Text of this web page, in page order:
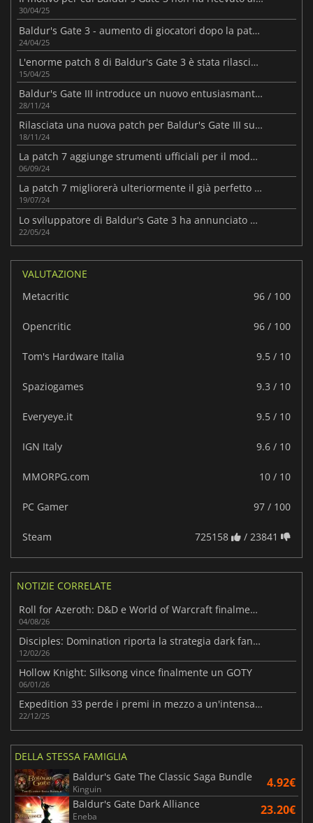
30/04/25
Baldur's Gate 3 - aumento di giocatori dopo la patch 8
24/04/25
L'enorme patch 8 di Baldur's Gate 3 è stata rilasciata
15/04/25
Baldur's Gate III introduce un nuovo entusiasmante aggiornamento nella Patch 8
28/11/24
Rilasciata una nuova patch per Baldur's Gate III su PS5 e Xbox Series X|S
18/11/24
La patch 7 aggiunge strumenti ufficiali per il modding a Baldur's Gate III
06/09/24
La patch 7 migliorerà ulteriormente il già perfetto Baldur's Gate IIII
19/07/24
Lo sviluppatore di Baldur's Gate 3 ha annunciato un nuovo studio a Varsavia
22/05/24
VALUTAZIONE
Metacritic
96 / 100
Opencritic 96 / 100
Tom's Hardware Italia 9.5 / 10
Spaziogames 9.3 / 10
Everyeye.it 9.5 / 10
IGN Italy 9.6 / 10
MMORPG.com 10 / 10
PC Gamer 97 / 100
Steam 725158 / 23841
NOTIZIE CORRELATE
Roll for Azeroth: D&D e World of Warcraft finalmente insieme
04/08/26
Disciples: Domination riporta la strategia dark fantasy
12/02/26
Hollow Knight: Silksong vince finalmente un GOTY
06/01/26
Expedition 33 perde i premi in mezzo a un'intensa polemica sull'IA
22/12/25
DELLA STESSA FAMIGLIA
Baldur's Gate The Classic Saga Bundle
Kinguin 4.92€
Baldur's Gate Dark Alliance
Eneba 23.20€